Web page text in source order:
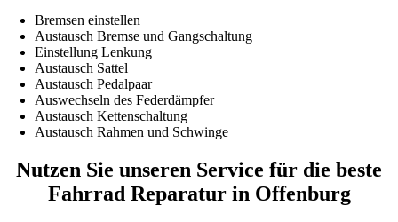
Bremsen einstellen
Austausch Bremse und Gangschaltung
Einstellung Lenkung
Austausch Sattel
Austausch Pedalpaar
Auswechseln des Federdämpfer
Austausch Kettenschaltung
Austausch Rahmen und Schwinge
Nutzen Sie unseren Service für die beste
Fahrrad Reparatur in Offenburg